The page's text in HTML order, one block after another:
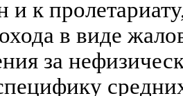
и к
в виде
за